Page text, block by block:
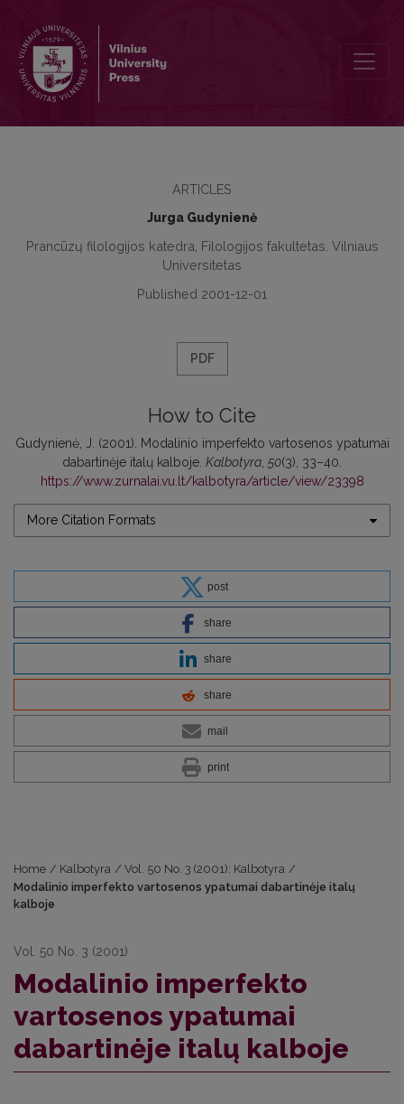
ARTICLES
Jurga Gudynienė
Prancūzų filologijos katedra, Filologijos fakultetas. Vilniaus
Universitetas
Published 2001-12-01
PDF
How to Cite
Gudynienė, J. (2001). Modalinio imperfekto vartosenos ypatumai
dabartinėje italų kalboje. Kalbotyra 50(3), 33–40.
https://www.zurnalai.vu.lt/kalbotyra/article/view/23398
More Citation Formats
post
share
share
share
mail
print
Home / Kalbotyra / Vol. 50 No. 3 (2001): Kalbotyra /
Modalinio imperfekto vartosenos ypatumai dabartinėje italų
kalboje
Vol. 50 No. 3 (2001)
Modalinio imperfekto
vartosenos ypatumai
dabartinėje italų kalboje